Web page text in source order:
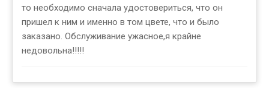
то необходимо сначала удостовериться, что он
пришел к ним и именно в том цвете, что и было
заказано. Обслуживание ужасное,я крайне
недовольна!!!!!